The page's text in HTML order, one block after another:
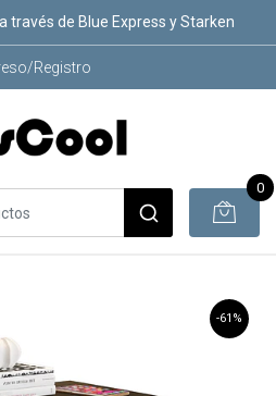
través de Blue Express y Starken
Registro
0
-61%